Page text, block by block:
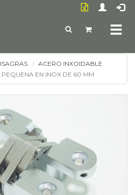
ACERO INXOIDABLE
EN INOX DE 60 MM